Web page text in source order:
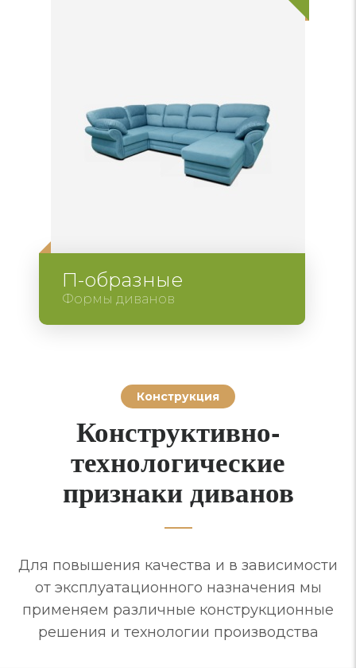
П-образные
Формы диванов
Конструкция
Конструктивно-
технологические
признаки диванов
Для повышения качества и в зависимости
от эксплуатационного назначения мы
применяем различные конструкционные
решения и технологии производства